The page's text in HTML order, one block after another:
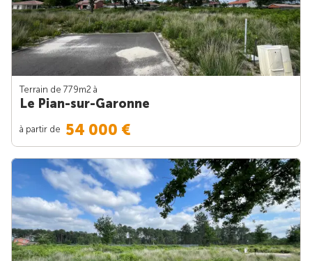
Terrain de 779m2 à
Le Pian-sur-Garonne
à partir de 54 000 €